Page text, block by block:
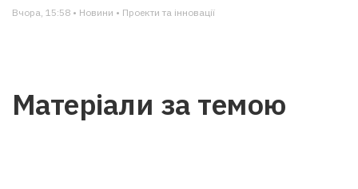
Вчора, 15:58 • Новини • Проекти та інновації
Матеріали за темою